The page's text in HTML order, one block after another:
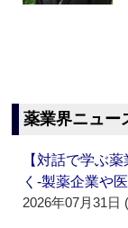
薬業界ニュー
【対話で学ぶ
く‐製薬企業や
2026年07月31日